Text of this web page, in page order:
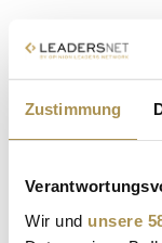
Zustimmung
Wir und unsere
Tipp
Setzen Sie die
Meta plant
KI-Strategie